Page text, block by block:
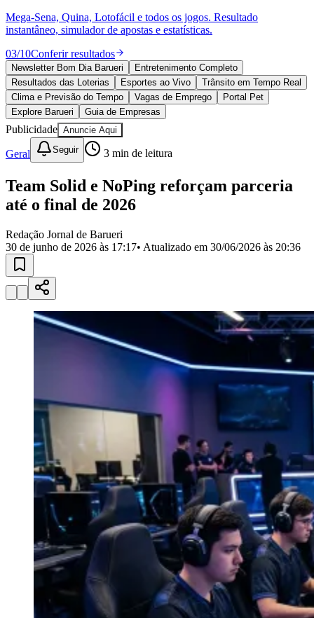
Política
Esportes
Saúde
Segurança
Cultura
Meio Ambiente
Obras
Educação
Bairros de Barueri
Selecione sua regiãoPara notícias da sua região
JubranBelvalBethavilleBoa
VistaCalifórnia CarapicuíbaCentroChácaras MarcoCidades da
Região
Militar
Califórnia Jardim dos Altos
Esperança Jardim Graziela
MutingaJardim Paraíso Jardim PaulistaJardim ReginaliceJardim São
Jardim São PedroJardim São Silvestre Jardim SilveiraJardim
Jardim TupanciMutingaNova Aldeinha Osasco
Parque dos
Parque Santa Luzia
Pirapora
Santana de
Vila Barros Vila Boa VistaVila
do Conde
Vila Nossa Sra. da
EscadaVila PortoVotupoca
Para Sua Empresa
Anuncie no Portal
Guia de Empresas
Divulgar Vagas
Novo
Publicidade Legal
Negócios Regionais
Turismo
Segurança Regional
Hospitais Estaduais
Parques & Represas
Santana de Parnaíba
Osasco Carapicuíba JandiraItapevi CotiaPirapora
do Bom Jesus
Araçariguama CajamarCaieirasFranco da
Mega-Sena, Quina, Lotofácil e todos os jogos. Resultado
instantâneo, simulador de apostas e estatísticas.
03/10Conferir resultados
Newsletter Bom Dia Barueri
Entretenimento Completo
Resultados das Loterias
Esportes ao Vivo
Trânsito em Tempo Real
Clima e Previsão do Tempo
Vagas de Emprego
Portal Pet
Explore Barueri
Guia de Empresas
Publicidade Anuncie Aqui
Geral Seguir 3 min de leitura
Team Solid e NoPing reforçam parceria
até o final de 2026
Redação Jornal de Barueri
30 de junho de 2026 às 17:17• Atualizado em 30/06/2026 às 20:36